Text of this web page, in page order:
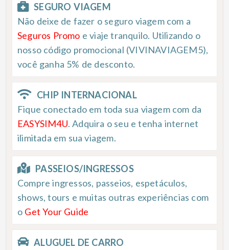
SEGURO VIAGEM
Não deixe de fazer o seguro viagem com a
Seguros Promo e viaje tranquilo. Utilizando o
nosso código promocional (VIVINAVIAGEM5),
você ganha 5% de desconto.
CHIP INTERNACIONAL
Fique conectado em toda sua viagem com da
EASYSIM4U. Adquira o seu e tenha internet
ilimitada em sua viagem.
PASSEIOS/INGRESSOS
Compre ingressos, passeios, espetáculos,
shows, tours e muitas outras experiências com
o Get Your Guide
ALUGUEL DE CARRO